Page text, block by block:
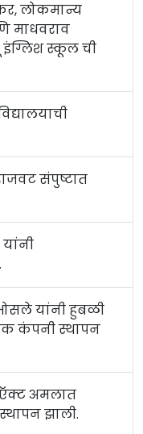
लोकमान्य
माधवराव
स्कूल ची
संपुष्टात
यांनी
यांनी हुबळी
कंपनी स्थापन
ऍक्ट अमलात
झाली.